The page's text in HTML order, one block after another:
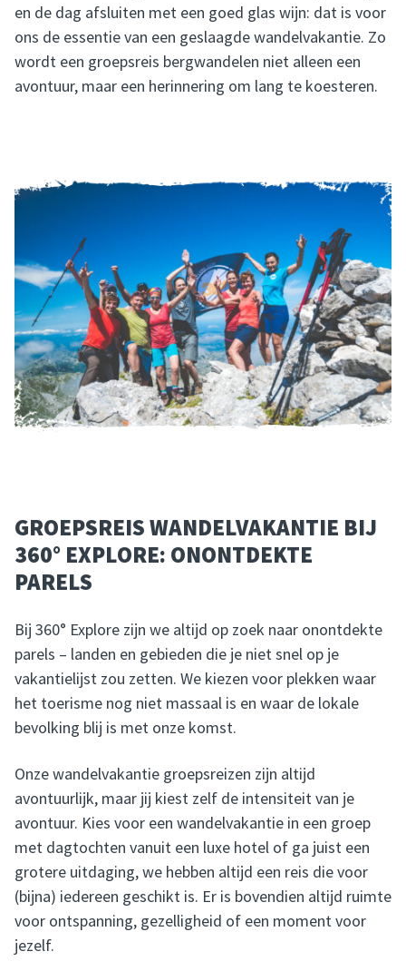
en de dag afsluiten met een goed glas wijn: dat is voor
ons de essentie van een geslaagde wandelvakantie. Zo
wordt een groepsreis bergwandelen niet alleen een
avontuur, maar een herinnering om lang te koesteren.
GROEPSREIS WANDELVAKANTIE BIJ
360° EXPLORE: ONONTDEKTE
PARELS
Bij 360° Explore zijn we altijd op zoek naar onontdekte
parels – landen en gebieden die je niet snel op je
vakantielijst zou zetten. We kiezen voor plekken waar
het toerisme nog niet massaal is en waar de lokale
bevolking blij is met onze komst.
Onze wandelvakantie groepsreizen zijn altijd
avontuurlijk, maar jij kiest zelf de intensiteit van je
avontuur. Kies voor een wandelvakantie in een groep
met dagtochten vanuit een luxe hotel of ga juist een
grotere uitdaging, we hebben altijd een reis die voor
(bijna) iedereen geschikt is. Er is bovendien altijd ruimte
voor ontspanning, gezelligheid of een moment voor
jezelf.